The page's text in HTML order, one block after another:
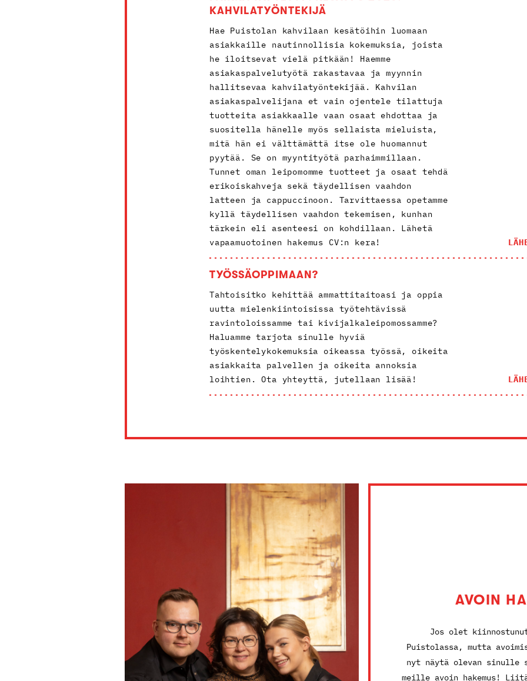
KAHVILATYÖNTEKIJÄ
Hae Puistolan kahvilaan kesätöihin luomaan
asiakkaille nautinnollisia kokemuksia, joista
he iloitsevat vielä pitkään! Haemme
asiakaspalvelutyötä rakastavaa ja myynnin
hallitsevaa kahvilatyöntekijää. Kahvilan
asiakaspalvelijana et vain ojentele tilattuja
tuotteita asiakkaalle vaan osaat ehdottaa ja
suositella hänelle myös sellaista mieluista,
mitä hän ei välttämättä itse ole huomannut
pyytää. Se on myyntityötä parhaimmillaan.
Tunnet oman leipomomme tuotteet ja osaat tehdä
erikoiskahveja sekä täydellisen vaahdon
latteen ja cappuccinoon. Tarvittaessa opetamme
kyllä täydellisen vaahdon tekemisen, kunhan
tärkein eli asenteesi on kohdillaan. Lähetä
vapaamuotoinen hakemus CV:n kera!
TYÖSSÄOPPIMAAN?
Tahtoisitko kehittää ammattitaitoasi ja oppia
uutta mielenkiintoisissa työtehtävissä
ravintoloissamme tai kivijalkaleipomossamme?
Haluamme tarjota sinulle hyviä
työskentelykokemuksia oikeassa työssä, oikeita
asiakkaita palvellen ja oikeita annoksia
loihtien. Ota yhteyttä, jutellaan lisää!
AVOIN
Jos olet
Puistolassa, mutta
nyt näytä olevan sinulle
meille avoin hakemus! Liitä